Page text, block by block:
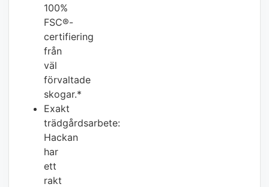
100%
FSC®-
certifiering
från
väl
förvaltade
skogar.*
Exakt
trädgårdsarbete:
Hackan
har
ett
rakt